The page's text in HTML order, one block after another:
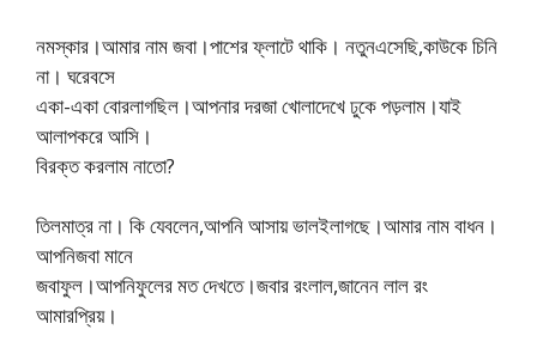
নমস্কার।আমার নাম জবা।পাশের ফ্লাটে থাকি। নতুনএসেছি,কাউকে চিনি
না। ঘরেবসে
একা-একা বোরলাগছিল।আপনার দরজা খোলাদেখে ঢুকে পড়লাম।যাই
আলাপকরে আসি।
বিরক্ত করলাম নাতো?
তিলমাত্র না। কি যেবলেন,আপনি আসায় ভালইলাগছে।আমার নাম বাধন।
আপনিজবা মানে
জবাফুল।আপনিফুলের মত দেখতে।জবার রংলাল,জানেন লাল রং
আমারপ্রিয়।